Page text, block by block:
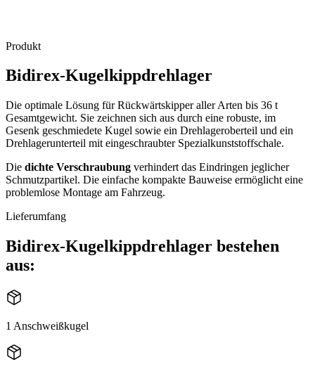
ImpressumDatenschutz
Produkt
Bidirex-Kugelkippdrehlager
Die optimale Lösung für Rückwärtskipper aller Arten bis 36 t
Gesamtgewicht. Sie zeichnen sich aus durch eine robuste, im
Gesenk geschmiedete Kugel sowie ein Drehlageroberteil und ein
Drehlagerunterteil mit eingeschraubter Spezialkunststoffschale.
Die dichte Verschraubung verhindert das Eindringen jeglicher
Schmutzpartikel. Die einfache kompakte Bauweise ermöglicht eine
problemlose Montage am Fahrzeug.
Lieferumfang
Bidirex-Kugelkippdrehlager bestehen
aus:
1 Anschweißkugel